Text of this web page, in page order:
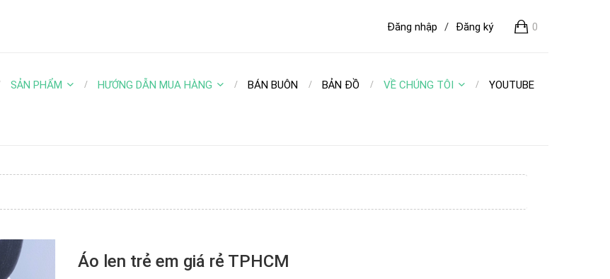
0
Đăng ký
/
Đăng nhập
SẢN PHẨM HƯỚNG DẪN MUA HÀNG BÁN BUÔN BẢN ĐỒ VỀ CHÚNG TÔI YOUTUBE
Áo len trẻ em giá rẻ TPHCM